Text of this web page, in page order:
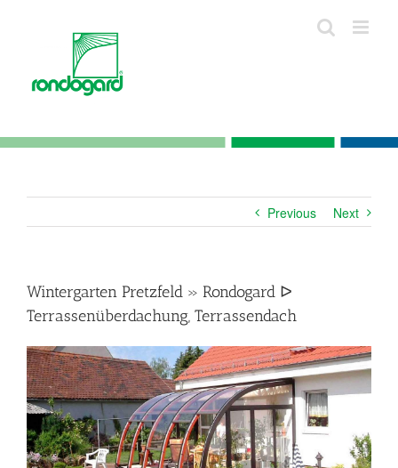
Previous Next
Wintergarten Pretzfeld » Rondogard ᐅ
Terrassenüberdachung, Terrassendach